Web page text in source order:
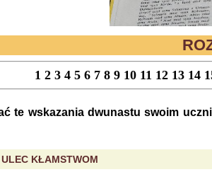
1 2 3 4 5 6 7 8 9 10 11 12 13 14
te wskazania dwunastu swoim
KŁAMSTWOM